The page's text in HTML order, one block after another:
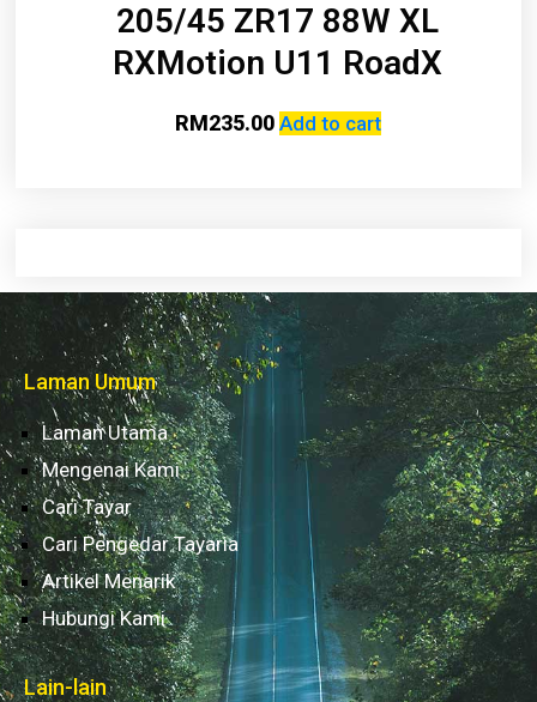
205/45 ZR17 88W XL
RXMotion U11 RoadX
RM235.00 Add to cart
Laman Umum
Laman Utama
Mengenai Kami
Cari Tayar
Cari Pengedar Tayaria
Artikel Menarik
Hubungi Kami
Lain-lain